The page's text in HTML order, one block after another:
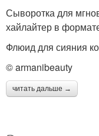
Сыворотка для
хайлайтер в
Флюид для сияния
© armanibeauty
читать дальше →